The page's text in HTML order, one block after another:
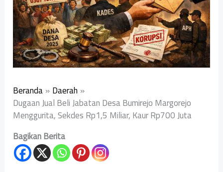
Beranda Daerah
Dugaan Jual Beli Jabatan Desa Bumirejo Margorejo
Menggurita, Sekdes Rp1,5 Miliar, Kaur Rp700 Juta
Bagikan Berita